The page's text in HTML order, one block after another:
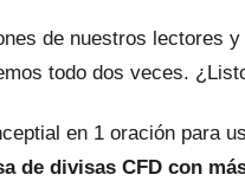
de nuestros lectores
todo dos veces.
en 1 oración para
de divisas CFD con